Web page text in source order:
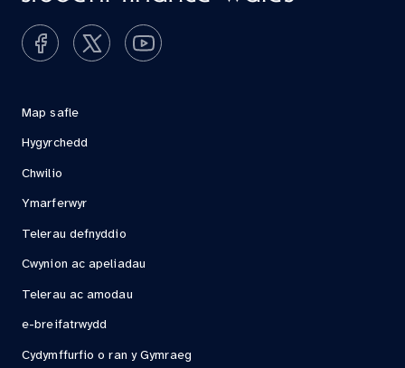
Map safle
Hygyrchedd
Chwilio
Ymarferwyr
Telerau defnyddio
Cwynion ac apeliadau
Telerau ac amodau
e-breifatrwydd
Cydymffurfio o ran y Gymraeg